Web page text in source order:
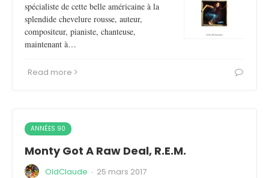
spécialiste de cette belle américaine à la
splendide chevelure rousse, auteur,
compositeur, pianiste, chanteuse,
maintenant à…
Read more
ANNÉES 90
Monty Got A Raw Deal, R.E.M.
OldClaude · 25 mars 2017